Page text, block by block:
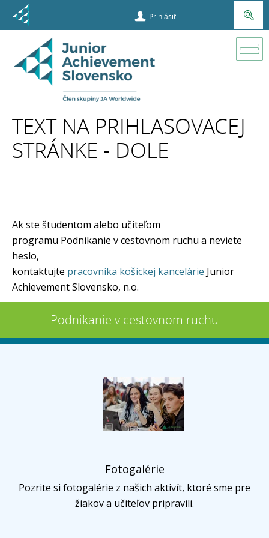
Prihlásiť
TEXT NA PRIHLASOVACEJ
STRÁNKE - DOLE
Ak ste študentom alebo učiteľom
programu Podnikanie v cestovnom ruchu a neviete
heslo,
kontaktujte pracovníka košickej kancelárie Junior
Achievement Slovensko, n.o.
Podnikanie v cestovnom ruchu
Fotogalérie
Pozrite si fotogalérie z našich aktivít, ktoré sme pre
žiakov a učiteľov pripravili.